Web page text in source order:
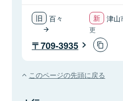
百々 津山
更
709-3935
このページの先頭に戻る